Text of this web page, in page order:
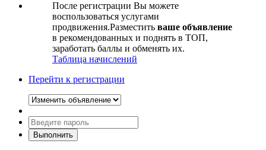
После регистрации Вы можете
воспользоваться услугами
продвижения.Разместить ваше объявление
в рекомендованных и поднять в ТОП,
заработать баллы и обменять их.
Таблица начислений
Перейти к регистрации